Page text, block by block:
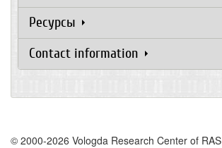
Ресурсы
Contact information
© 2000-2026 Vologda Research Center of RAS